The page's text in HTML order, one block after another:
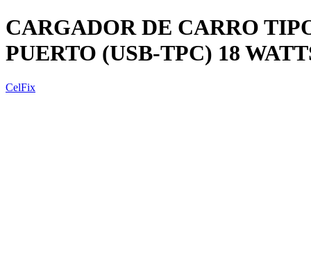
CARGADOR DE CARRO
PUERTO (USB-TPC) 18
CelFix